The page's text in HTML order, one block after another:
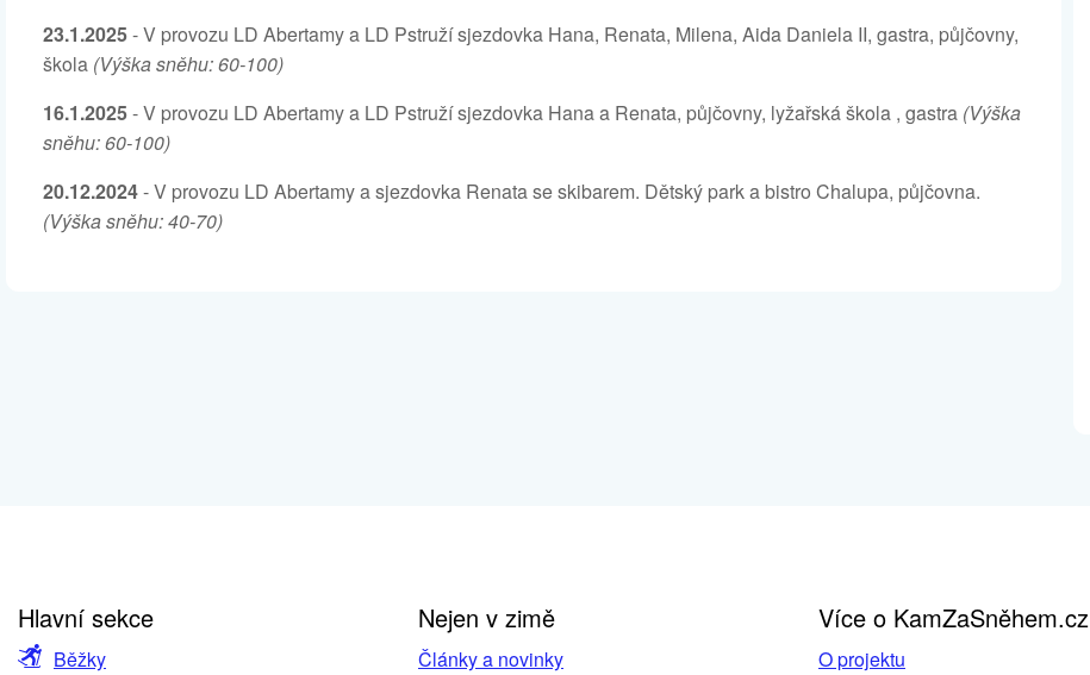
23.1.2025- V provozu LD Abertamy a LD Pstruží sjezdovka Hana, Renata, Milena, Aida Daniela II, gastra, půjčovny,
škola (Výška sněhu: 60-100)
16.1.2025- V provozu LD Abertamy a LD Pstruží sjezdovka Hana a Renata, půjčovny, lyžařská škola , gastra (Výška
sněhu: 60-100)
20.12.2024- V provozu LD Abertamy a sjezdovka Renata se skibarem. Dětský park a bistro Chalupa, půjčovna.
(Výška sněhu: 40-70)
Hlavní sekce
Běžky
Nejen v zimě
Články a novinky
Více o KamZaSněhem.cz
O projektu